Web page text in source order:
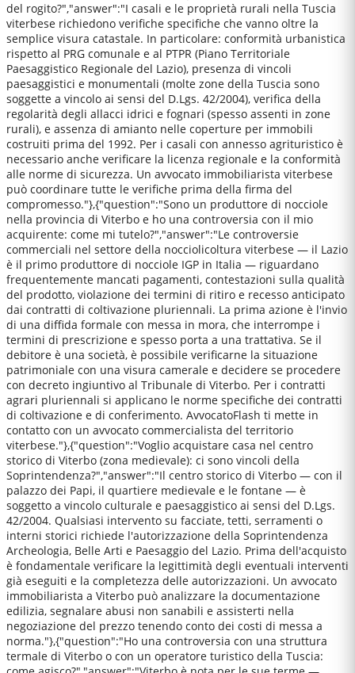
del rogito?","answer":"I casali e le proprietà rurali nella Tuscia
viterbese richiedono verifiche specifiche che vanno oltre la
semplice visura catastale. In particolare: conformità urbanistica
rispetto al PRG comunale e al PTPR (Piano Territoriale
Paesaggistico Regionale del Lazio), presenza di vincoli
paesaggistici e monumentali (molte zone della Tuscia sono
soggette a vincolo ai sensi del D.Lgs. 42/2004), verifica della
regolarità degli allacci idrici e fognari (spesso assenti in zone
rurali), e assenza di amianto nelle coperture per immobili
costruiti prima del 1992. Per i casali con annesso agrituristico è
necessario anche verificare la licenza regionale e la conformità
alle norme di sicurezza. Un avvocato immobiliarista viterbese
può coordinare tutte le verifiche prima della firma del
compromesso."},{"question":"Sono un produttore di nocciole
nella provincia di Viterbo e ho una controversia con il mio
acquirente: come mi tutelo?","answer":"Le controversie
commerciali nel settore della nocciolicoltura viterbese — il Lazio
è il primo produttore di nocciole IGP in Italia — riguardano
frequentemente mancati pagamenti, contestazioni sulla qualità
del prodotto, violazione dei termini di ritiro e recesso anticipato
dai contratti di coltivazione pluriennali. La prima azione è l'invio
di una diffida formale con messa in mora, che interrompe i
termini di prescrizione e spesso porta a una trattativa. Se il
debitore è una società, è possibile verificarne la situazione
patrimoniale con una visura camerale e decidere se procedere
con decreto ingiuntivo al Tribunale di Viterbo. Per i contratti
agrari pluriennali si applicano le norme specifiche dei contratti
di coltivazione e di conferimento. AvvocatoFlash ti mette in
contatto con un avvocato commercialista del territorio
viterbese."},{"question":"Voglio acquistare casa nel centro
storico di Viterbo (zona medievale): ci sono vincoli della
Soprintendenza?","answer":"Il centro storico di Viterbo — con il
palazzo dei Papi, il quartiere medievale e le fontane — è
soggetto a vincolo culturale e paesaggistico ai sensi del D.Lgs.
42/2004. Qualsiasi intervento su facciate, tetti, serramenti o
interni storici richiede l'autorizzazione della Soprintendenza
Archeologia, Belle Arti e Paesaggio del Lazio. Prima dell'acquisto
è fondamentale verificare la legittimità degli eventuali interventi
già eseguiti e la completezza delle autorizzazioni. Un avvocato
immobiliarista a Viterbo può analizzare la documentazione
edilizia, segnalare abusi non sanabili e assisterti nella
negoziazione del prezzo tenendo conto dei costi di messa a
norma."},{"question":"Ho una controversia con una struttura
termale di Viterbo o con un operatore turistico della Tuscia: